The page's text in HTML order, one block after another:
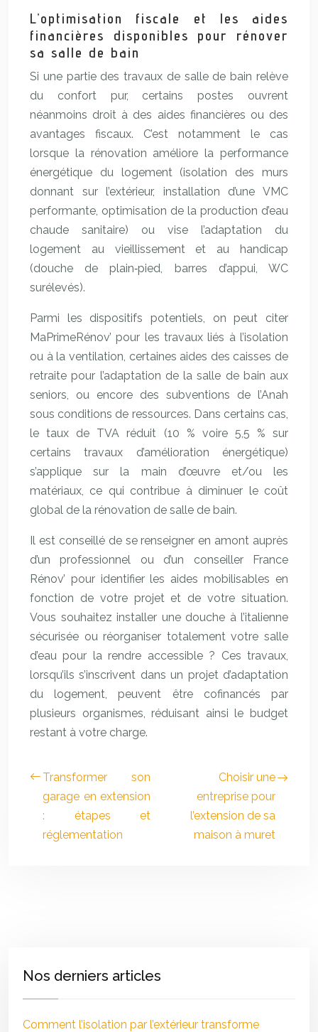
L’optimisation fiscale et les aides
financières disponibles pour rénover
sa salle de bain
Si une partie des travaux de salle de bain relève
du confort pur, certains postes ouvrent
néanmoins droit à des aides financières ou des
avantages fiscaux. C’est notamment le cas
lorsque la rénovation améliore la performance
énergétique du logement (isolation des murs
donnant sur l’extérieur, installation d’une VMC
performante, optimisation de la production d’eau
chaude sanitaire) ou vise l’adaptation du
logement au vieillissement et au handicap
(douche de plain‑pied, barres d’appui, WC
surélevés).
Parmi les dispositifs potentiels, on peut citer
MaPrimeRénov’ pour les travaux liés à l’isolation
ou à la ventilation, certaines aides des caisses de
retraite pour l’adaptation de la salle de bain aux
seniors, ou encore des subventions de l’Anah
sous conditions de ressources. Dans certains cas,
le taux de TVA réduit (10 % voire 5,5 % sur
certains travaux d’amélioration énergétique)
s’applique sur la main d’œuvre et/ou les
matériaux, ce qui contribue à diminuer le coût
global de la rénovation de salle de bain.
Il est conseillé de se renseigner en amont auprès
d’un professionnel ou d’un conseiller France
Rénov’ pour identifier les aides mobilisables en
fonction de votre projet et de votre situation.
Vous souhaitez installer une douche à l’italienne
sécurisée ou réorganiser totalement votre salle
d’eau pour la rendre accessible ? Ces travaux,
lorsqu’ils s’inscrivent dans un projet d’adaptation
du logement, peuvent être cofinancés par
plusieurs organismes, réduisant ainsi le budget
restant à votre charge.
Transformer son
garage en extension
: étapes et
réglementation
Choisir une
entreprise pour
l’extension de sa
maison à muret
Nos derniers articles
Comment l’isolation par l’extérieur transforme